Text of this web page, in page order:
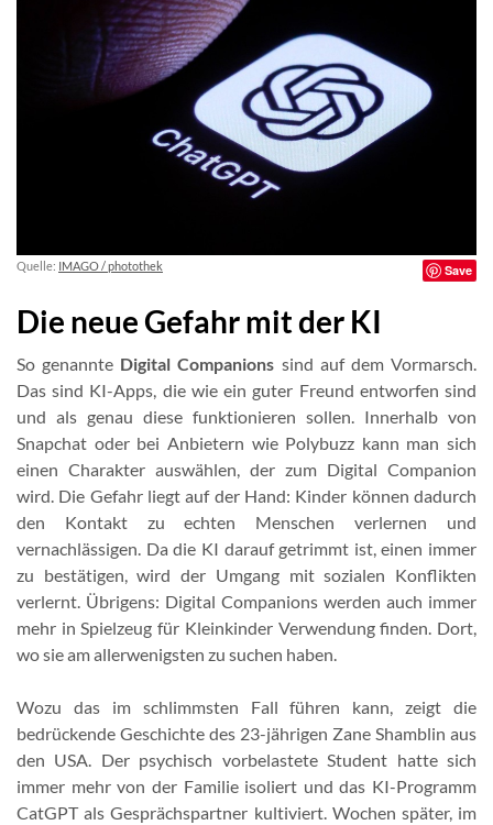
Quelle: IMAGO / photothek Save
Die neue Gefahr mit der KI
So genannte Digital Companions sind auf dem Vormarsch.
Das sind KI-Apps, die wie ein guter Freund entworfen sind
und als genau diese funktionieren sollen. Innerhalb von
Snapchat oder bei Anbietern wie Polybuzz kann man sich
einen Charakter auswählen, der zum Digital Companion
wird. Die Gefahr liegt auf der Hand: Kinder können dadurch
den Kontakt zu echten Menschen verlernen und
vernachlässigen. Da die KI darauf getrimmt ist, einen immer
zu bestätigen, wird der Umgang mit sozialen Konflikten
verlernt. Übrigens: Digital Companions werden auch immer
mehr in Spielzeug für Kleinkinder Verwendung finden. Dort,
wo sie am allerwenigsten zu suchen haben.
Wozu das im schlimmsten Fall führen kann, zeigt die
bedrückende Geschichte des 23-jährigen Zane Shamblin aus
den USA. Der psychisch vorbelastete Student hatte sich
immer mehr von der Familie isoliert und das KI-Programm
CatGPT als Gesprächspartner kultiviert. Wochen später, im